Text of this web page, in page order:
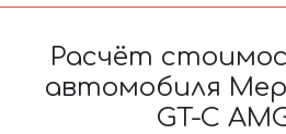
Расчёт
автомобиля
GT-C